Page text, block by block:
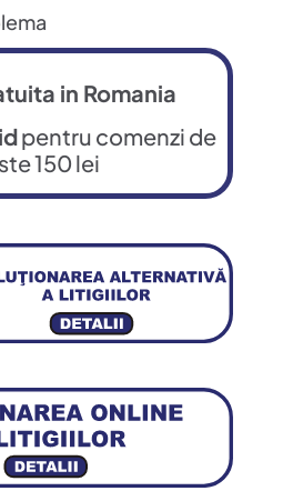
in Romania
pentru comenzi de
150 lei